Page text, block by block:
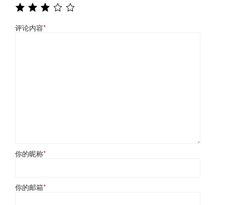
评论内容*
你的昵称*
你的邮箱*